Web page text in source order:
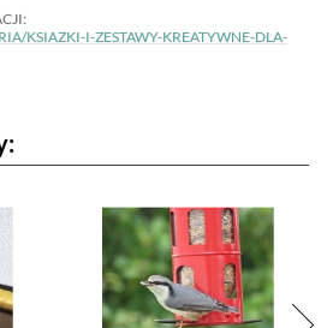
KSIAZKI-I-ZESTAWY-KREATYWNE-DLA-